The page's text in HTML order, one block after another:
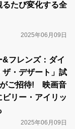
たび変化する全
2025年06月09日
&フレンズ：ダイ
・デザート」試
ご招待! 映画音
リー・アイリッ
2025年06月09日